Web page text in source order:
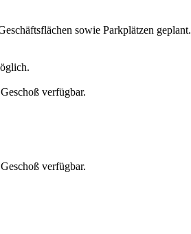
sowie Parkplätzen
verfügbar.
verfügbar.